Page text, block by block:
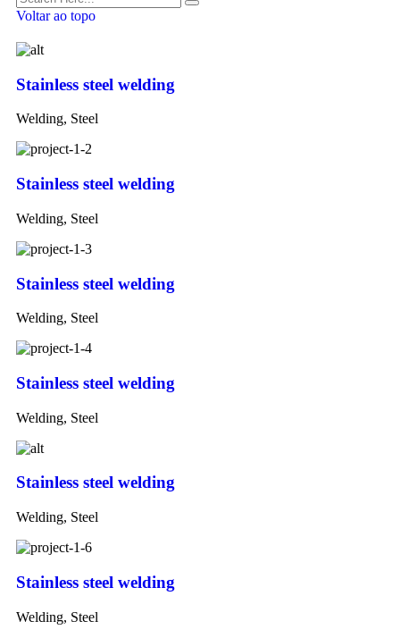
Voltar ao topo
Stainless steel welding
Welding, Steel
Stainless steel welding
Welding, Steel
Stainless steel welding
Welding, Steel
Stainless steel welding
Welding, Steel
Stainless steel welding
Welding, Steel
Stainless steel welding
Welding, Steel